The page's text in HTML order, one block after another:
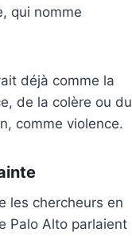
qui nomme
déjà comme la
de la colère ou du
comme violence.
les chercheurs en
Palo Alto parlaient